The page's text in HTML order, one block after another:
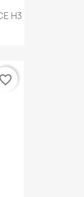
H3
favorite_border